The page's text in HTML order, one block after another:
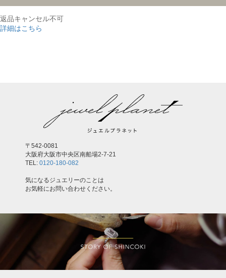
返品キャンセル不可
詳細はこちら
〒542-0081
大阪府大阪市中央区南船場2-7-21
TEL: 0120-180-082
気になるジュエリーのことは
お気軽にお問い合わせください。